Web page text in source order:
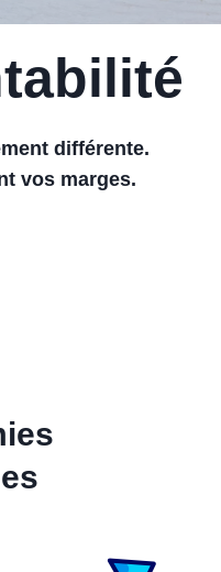
différente.
vos marges.